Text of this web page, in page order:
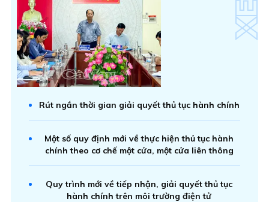
Rút ngắn thời gian giải quyết thủ tục hành chính
Một số quy định mới về thực hiện thủ tục hành
chính theo cơ chế một cửa, một cửa liên thông
Quy trình mới về tiếp nhận, giải quyết thủ tục
hành chính trên môi trường điện tử